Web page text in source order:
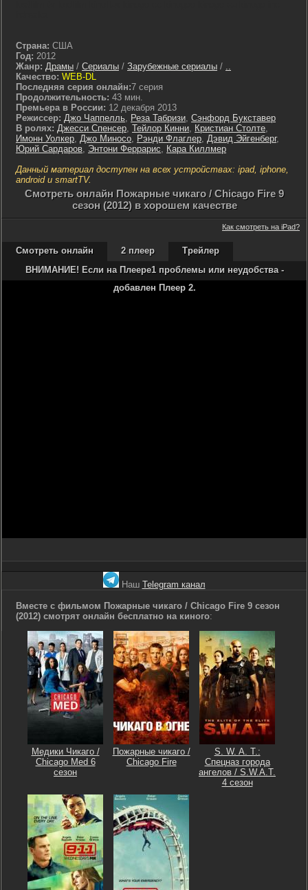
Страна: США
Год: 2012
Жанр: Драмы / Сериалы / Зарубежные сериалы / ..
Качество: WEB-DL
Последняя серия онлайн:7 серия
Продолжительность: 43 мин.
Премьера в России: 12 декабря 2013
Режиссер: Джо Чаппелль, Реза Табризи, Сэнфорд Букставер
В ролях: Джесси Спенсер, Тейлор Кинни, Кристиан Столте,
Имонн Уолкер, Джо Миносо, Рэнди Флаглер, Дэвид Эйгенберг,
Юрий Сардаров, Энтони Феррарис, Кара Киллмер
Данный материал доступен на всех устройствах: ipad, iphone,
android и smartTV.
Cмотреть онлайн Пожарные чикаго / Chicago Fire 9
сезон (2012) в хорошем качестве
Как смотреть на iPad?
Смотреть онлайн 2 плеер
Трейлер
ВНИМАНИЕ! Если на Плеере1 проблемы или неудобства -
добавлен Плеер 2.
Наш Telegram канал
Вместе с фильмом Пожарные чикаго / Chicago Fire 9 сезон
(2012) смотрят онлайн бесплатно на киного:
Медики Чикаго /
Chicago Med 6
сезон
Пожарные чикаго /
Chicago Fire
S. W. A. T.:
Спецназ города
ангелов / S.W.A.T.
4 сезон